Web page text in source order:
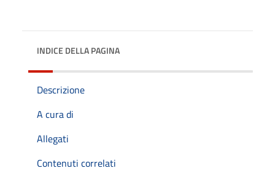
INDICE DELLA PAGINA
Descrizione
A cura di
Allegati
Contenuti correlati